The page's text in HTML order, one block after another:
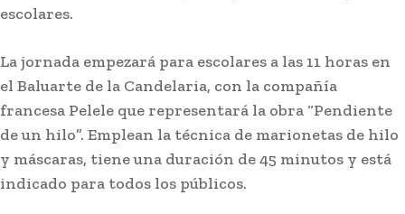
escolares.
La jornada empezará para escolares a las 11 horas en
el Baluarte de la Candelaria, con la compañía
francesa Pelele que representará la obra “Pendiente
de un hilo”. Emplean la técnica de marionetas de hilo
y máscaras, tiene una duración de 45 minutos y está
indicado para todos los públicos.